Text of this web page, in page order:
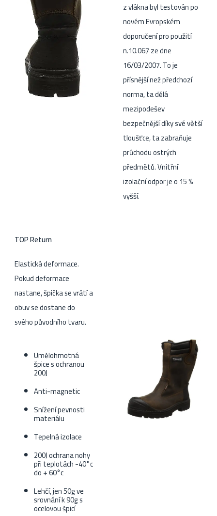
z vlákna byl testován po
novém Evropském
doporučení pro použití
n.10.067 ze dne
16/03/2007. To je
přísnější než předchozí
norma, ta dělá
mezipodešev
bezpečnější díky své větší
tloušťce, ta zabraňuje
průchodu ostrých
předmětů. Vnitřní
izolační odpor je o 15 %
vyšší.
TOP Return
Elastická deformace.
Pokud deformace
nastane, špička se vrátí a
obuv se dostane do
svého původního tvaru.
Umělohmotná
špice s ochranou
200J
Anti-magnetic
Snížení pevnosti
materiálu
Tepelná izolace
200J ochrana nohy
při teplotách -40°c
do + 60°c
Lehčí, jen 50g ve
srovnání k 90g s
ocelovou špicí